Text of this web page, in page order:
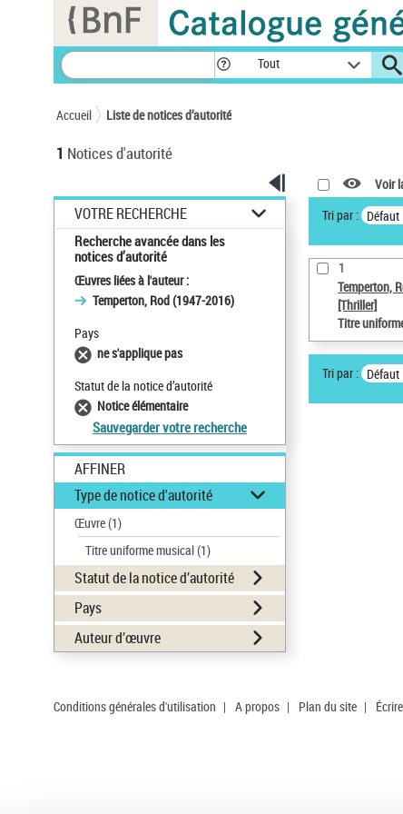
Tout
Accueil Liste de notices d’autorité
1 Notices d'autorité
VOTRE RECHERCHE
Recherche avancée dans les
notices d’autorité
Œuvres liées à l'auteur :
Temperton, Rod (1947-2016)
Pays
ne s'applique pas
Statut de la notice d’autorité
Notice élémentaire
Sauvegarder votre recherche
AFFINER
Type de notice d'autorité
Œuvre(1)
Titre uniforme musical(1)
Statut de la notice d’autorité
Pays
Auteur d’œuvre
Voir
Tri par : Défaut
1
Temperton,
[Thriller]
Titre
Tri par : Défaut
Conditions générales d'utilisation | A propos | Plan du site |
Panneau de gestion des cookies